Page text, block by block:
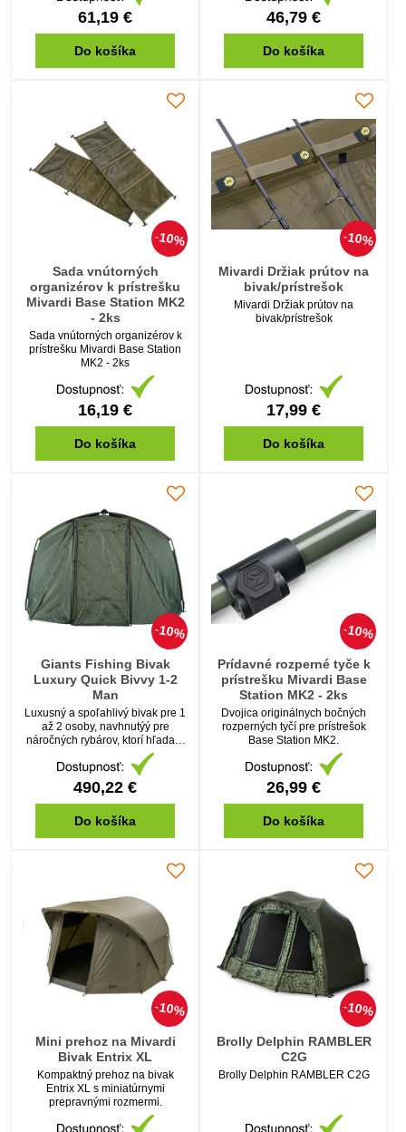
61,19 €
Do košíka
46,79 €
Do košíka
10%
Sada vnútorných
organizérov k prístrešku
Mivardi Base Station MK2
- 2ks
Sada vnútorných organizérov k
prístrešku Mivardi Base Station
MK2 - 2ks
16,19 €
Do košíka
10%
Mivardi Držiak prútov na
bivak/prístrešok
Mivardi Držiak prútov na
bivak/prístrešok
17,99 €
Do košíka
10%
Giants Fishing Bivak
Luxury Quick Bivvy 1-2
Man
Luxusný a spoľahlivý bivak pre 1
až 2 osoby, navhnutýý pre
náročných rybárov, ktorí hľadajú
komfort, rýchlosť a funkčnosť v
jednom.
490,22 €
Do košíka
10%
Prídavné rozperné tyče k
prístrešku Mivardi Base
Station MK2 - 2ks
Dvojica originálnych bočných
rozperných tyčí pre prístrešok
Base Station MK2.
26,99 €
Do košíka
10%
Mini prehoz na Mivardi
Bivak Entrix XL
Kompaktný prehoz na bivak
Entrix XL s miniatúrnymi
prepravnými rozmermi.
10%
Brolly Delphin RAMBLER
C2G
Brolly Delphin RAMBLER C2G